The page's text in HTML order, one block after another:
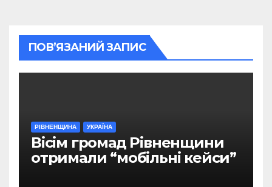
ПОВ’ЯЗАНИЙ ЗАПИС
РІВНЕНЩИНА УКРАЇНА
Вісім громад Рівненщини
отримали “мобільні кейси”